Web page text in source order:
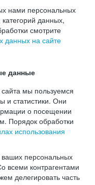
нами персональных
данных,
смотрите
данных на сайте
данные
мы пользуемся
и статистики. Они
о посещении
Порядок обработки
использования
персональных
всеми контрагентами
делегировать часть